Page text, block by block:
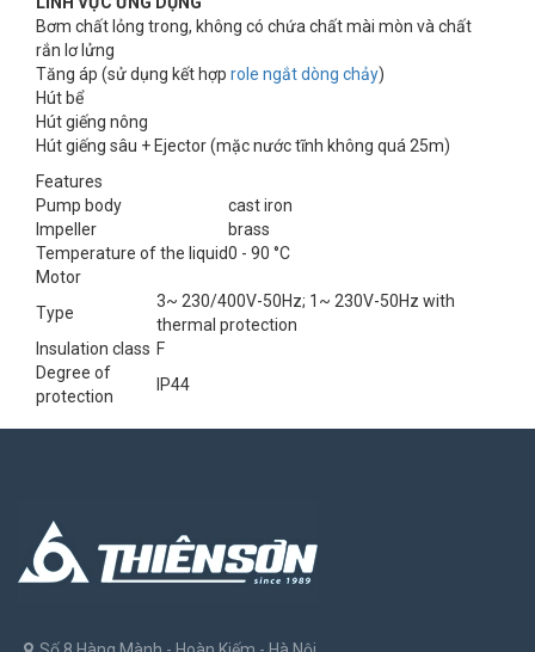
Bơm chất lỏng trong, không có chứa chất mài mòn và chất
rắn lơ lửng
Tăng áp (sử dụng kết hợp role ngắt dòng chảy)
Hút bể
Hút giếng nông
Hút giếng sâu + Ejector (mặc nước tĩnh không quá 25m)
Features
Pump body
cast iron
Impeller
brass
Temperature of the liquid0 - 90 °C
Motor
Type
3~ 230/400V-50Hz; 1~ 230V-50Hz with
thermal protection
Insulation class F
Degree of
protection
IP44